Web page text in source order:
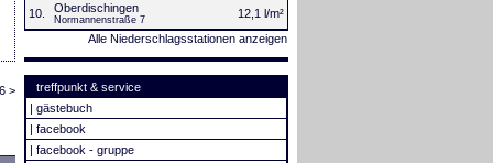
>
10. Oberdischingen
Normannenstraße 7
12,1 l/m²
Alle Niederschlagsstationen anzeigen
treffpunkt & service
| gästebuch
| facebook
| facebook - gruppe